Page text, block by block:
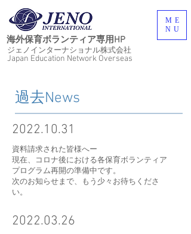
海外保育ボランティア専用HP
ME
NU
ジェノインターナショナル株式会社
Japan Education Network Overseas
過去News
2022.10.31
​資料請求された皆様へー
現在、コロナ後における各保育ボランティア
プログラム再開の準備中です。
​次のお知らせまで、もう少々お待ちくださ
い。
2022.03.26